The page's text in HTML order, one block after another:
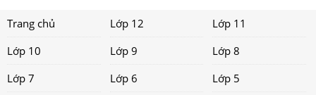
Trang chủ Lớp 12
Lớp 11
Lớp 10
Lớp 9
Lớp 8
Lớp 7
Lớp 6 Lớp 5